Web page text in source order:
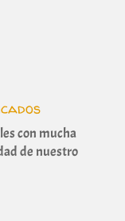
con mucha
de nuestro